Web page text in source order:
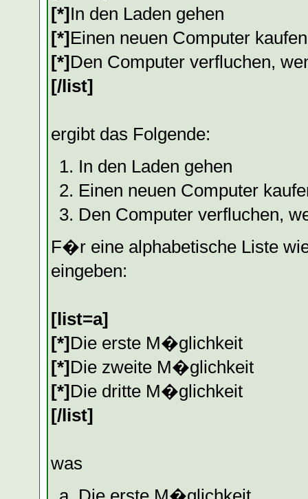
[*] In den Laden gehen
[*] Einen neuen Computer kaufen
[*] Den Computer verfluchen,
[/list]
ergibt das Folgende:
In den Laden gehen
Einen neuen Computer
Den Computer verfluchen,
F�r eine alphabetische Liste
eingeben:
[list=a]
[*] Die erste M�glichkeit
[*] Die zweite M�glichkeit
[*] Die dritte M�glichkeit
[/list]
was